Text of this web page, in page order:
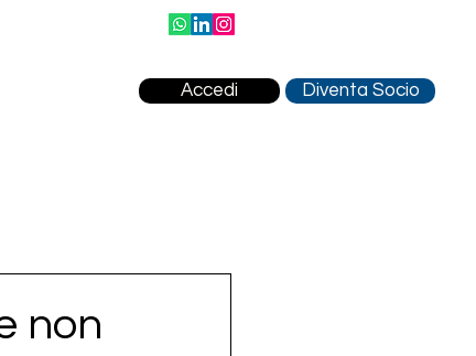
Accedi Diventa Socio
non